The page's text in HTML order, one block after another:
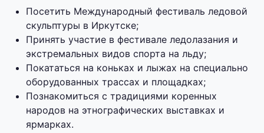
Посетить Международный фестиваль ледовой
скульптуры в Иркутске;
Принять участие в фестивале ледолазания и
экстремальных видов спорта на льду;
Покататься на коньках и лыжах на специально
оборудованных трассах и площадках;
Познакомиться с традициями коренных
народов на этнографических выставках и
ярмарках.